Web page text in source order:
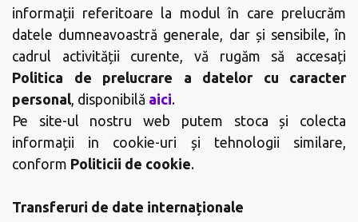
informații referitoare la modul în care prelucrăm
datele dumneavoastră generale, dar și sensibile, în
cadrul activității curente, vă rugăm să accesați
Politica de prelucrare a datelor cu caracter
personal, disponibilă aici.
Pe site-ul nostru web putem stoca și colecta
informații in cookie-uri și tehnologii similare,
conform Politicii de cookie.
Transferuri de date internaționale